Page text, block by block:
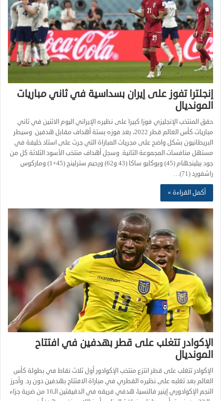
إنجلترا تفوز على إيران بسداسية في ثاني مباريات
المونديال
حقق المنتخب الإنجليزي فوزا كبيرا على نظيره الإيراني اليوم الاثنين في ثاني
مباريات كأس العالم قطر 2022، بعد فوزه بستة أهداف مقابل هدفين. وسيطر
البريطانيون بشكل واضح على مجريات المباراة التي جرت على استاد خليفة في
مستهل منافسات المجموعة الثانية. وسجل أهداف منتخب الأسود الثلاثة كل من
جود بيلينجهام (45) وبوكايو ساكا (43 و62) ورحيم سترلينج (45+1) وماركوس
راشفورد (71)…
أكمل القراءة »
الإكوادر تتغلب على قطر بهدفين في افتتاح
المونديال
الإكوادر تتغلب على قطر انتزع منتخب الإكوادور أول ثلاث نقاط في بطولة كأس
العالم بعد تغلبه على نظيره القطري في مباراة الافتتاح بهدفين دون رد. وأحرز
النجم الإكوادوري إينير فالنسيا، هدفي فريقه في الدقيقتين الـ16 من ضرية جزاء